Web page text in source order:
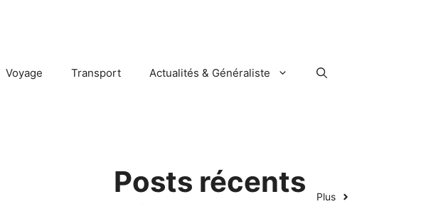
Voyage Transport Actualités & Généraliste
Posts récents Plus